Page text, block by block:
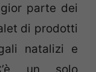
parte dei
di prodotti
natalizi e
un solo